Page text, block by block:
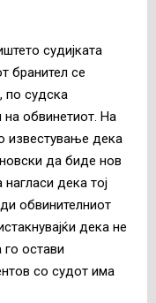
судијката
бранител се
по судска
на обвинетиот. На
известување дека
да биде нов
дека тој
обвинителниот
дека не
остави
со судот има